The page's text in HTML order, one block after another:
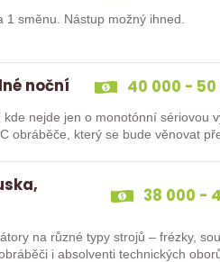
směnu. Nástup možný ihned.
noční 40 000 - 50
nejde jen o monotónní sériovou
obráběče, který se bude věnovat
38 000 -
na různé typy strojů – frézky,
i absolventi technických